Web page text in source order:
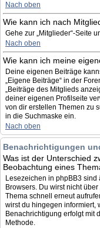
Nach oben
Wie kann ich nach
Gehe zur „Mitglieder“-Seite
Nach oben
Wie kann ich meine
Deine eigenen Beiträge
„Eigene Beiträge“ in der
„Beiträge des Mitglieds
deiner eigenen Profilseite
von dir erstellen Themen zu
in die Suchmaske ein.
Nach oben
Benachrichtigungen
Was ist der Unterschied
Beobachtung eines
Lesezeichen in phpBB3
Browsers. Du wirst nicht
Thema schnell erneut
wirst du hingegen informiert,
Benachrichtigung erfolgt mit
Methode.